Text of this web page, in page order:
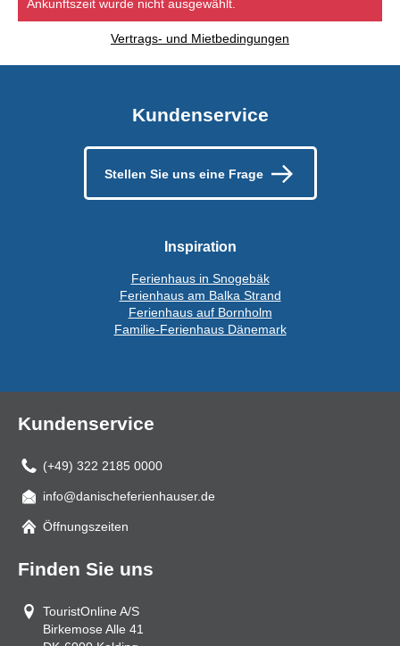
Ankunftszeit wurde nicht ausgewählt.
Vertrags- und Mietbedingungen
Kundenservice
Stellen Sie uns eine Frage
Inspiration
Ferienhaus in Snogebäk
Ferienhaus am Balka Strand
Ferienhaus auf Bornholm
Familie-Ferienhaus Dänemark
Kundenservice
(+49) 322 2185 0000
Mail
info@danischeferienhauser.de
Öffnungszeiten
Finden Sie uns
TouristOnline A/S
Birkemose Alle 41